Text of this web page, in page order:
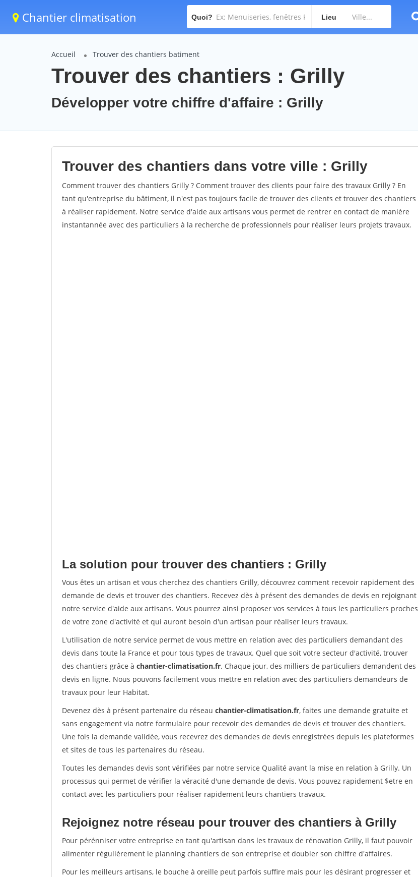
Chantier climatisation Quoi? Lieu
Accueil Trouver des chantiers batiment
Trouver des chantiers : Grilly
Développer votre chiffre d'affaire : Grilly
Trouver des chantiers dans votre ville : Grilly
Comment trouver des chantiers Grilly ? Comment trouver des clients pour faire des travaux Grilly ? En
tant qu'entreprise du bâtiment, il n'est pas toujours facile de trouver des clients et trouver des chantiers
à réaliser rapidement. Notre service d'aide aux artisans vous permet de rentrer en contact de manière
instantannée avec des particuliers à la recherche de professionnels pour réaliser leurs projets travaux.
La solution pour trouver des chantiers : Grilly
Vous êtes un artisan et vous cherchez des chantiers Grilly, découvrez comment recevoir rapidement des
demande de devis et trouver des chantiers. Recevez dès à présent des demandes de devis en rejoignant
notre service d'aide aux artisans. Vous pourrez ainsi proposer vos services à tous les particuliers proches
de votre zone d'activité et qui auront besoin d'un artisan pour réaliser leurs travaux.
L'utilisation de notre service permet de vous mettre en relation avec des particuliers demandant des
devis dans toute la France et pour tous types de travaux. Quel que soit votre secteur d'activité, trouver
des chantiers grâce à chantier-climatisation.fr. Chaque jour, des milliers de particuliers demandent des
devis en ligne. Nous pouvons facilement vous mettre en relation avec des particuliers demandeurs de
travaux pour leur Habitat.
Devenez dès à présent partenaire du réseau chantier-climatisation.fr, faites une demande gratuite et
sans engagement via notre formulaire pour recevoir des demandes de devis et trouver des chantiers.
Une fois la demande validée, vous recevrez des demandes de devis enregistrées depuis les plateformes
et sites de tous les partenaires du réseau.
Toutes les demandes devis sont vérifiées par notre service Qualité avant la mise en relation à Grilly. Un
processus qui permet de vérifier la véracité d'une demande de devis. Vous pouvez rapidement $etre en
contact avec les particuliers pour réaliser rapidement leurs chantiers travaux.
Rejoignez notre réseau pour trouver des chantiers à Grilly
Pour pérénniser votre entreprise en tant qu'artisan dans les travaux de rénovation Grilly, il faut pouvoir
alimenter régulièrement le planning chantiers de son entreprise et doubler son chiffre d'affaires.
Pour les meilleurs artisans, le bouche à oreille peut parfois suffire mais pour les désirant progresser et